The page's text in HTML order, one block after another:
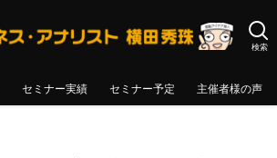
検索
セミナー実績 セミナー予定 主催者様の声